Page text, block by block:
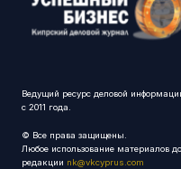
Ведущий ресурс деловой
с 2011 года.
© Все права защищены.
Любое использование материалов
редакции nk@vkcyprus.com